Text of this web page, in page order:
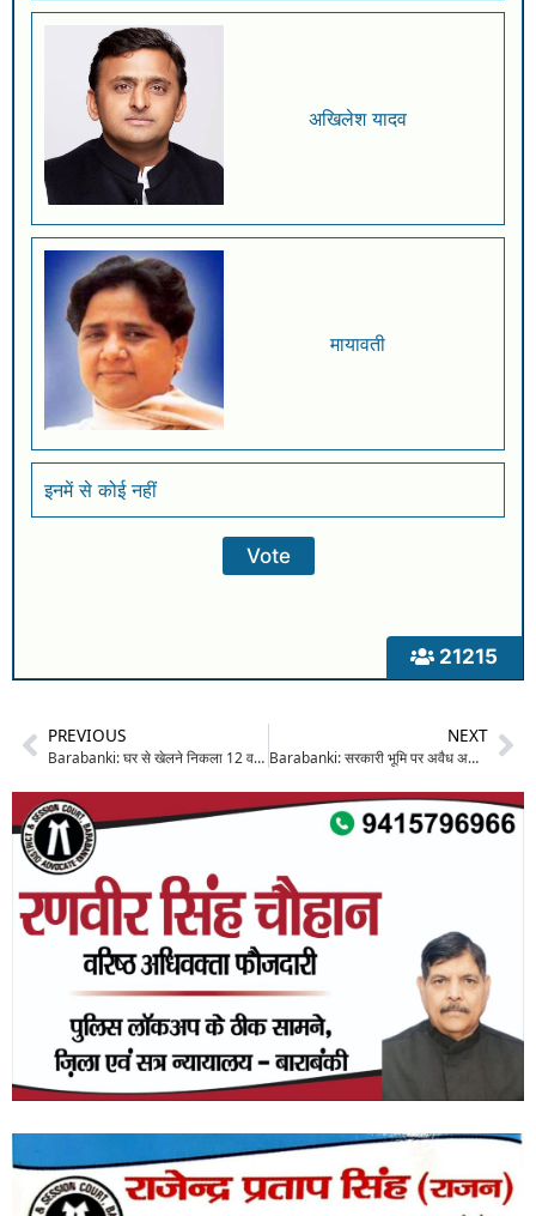
21215
अखिलेश यादव
मायावती
इनमें से कोई नहीं
PREVIOUS
Barabanki: घर से खेलने निकला 12 वर्षीय बालक रहस्यमयी हालात में हुआ लापता, परिजनों का रो-रोकर कर बुरा हाल
NEXT
Barabanki: सरकारी भूमि पर अवैध अतिक्रमण के ख़िलाफ़ प्रशासन का बुलडोजर एक्शन, मुक्त कराई गई 32 बीघा ज़मीन